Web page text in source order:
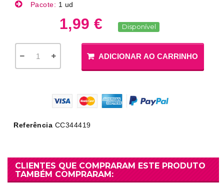
Pacote: 1 ud
1,99 € Disponível
ADICIONAR AO CARRINHO
Referência CC344419
CLIENTES QUE COMPRARAM ESTE PRODUTO
TAMBÉM COMPRARAM: